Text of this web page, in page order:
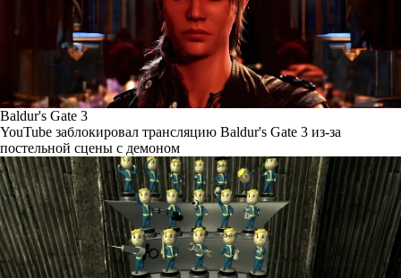
Baldur's Gate 3
YouTube заблокировал трансляцию Baldur's Gate 3 из-за
постельной сцены с демоном